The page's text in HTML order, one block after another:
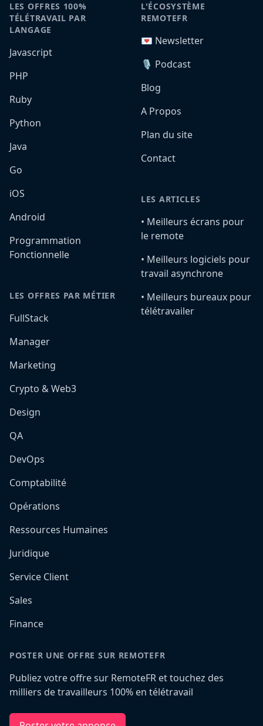
LES OFFRES 100%
TÉLÉTRAVAIL PAR
LANGAGE
Javascript
PHP
Ruby
Python
Java
Go
iOS
Android
Programmation
Fonctionnelle
LES OFFRES PAR MÉTIER
FullStack
Manager
Marketing
Crypto & Web3
Design
QA
DevOps
Comptabilité
Opérations
Ressources Humaines
Juridique
Service Client
Sales
Finance
L'ÉCOSYSTÈME
REMOTEFR
💌 Newsletter
🎙️ Podcast
Blog
A Propos
Plan du site
Contact
LES ARTICLES
•️ Meilleurs écrans pour
le remote
•️ Meilleurs logiciels pour
travail asynchrone
•️ Meilleurs bureaux pour
télétravailer
POSTER UNE OFFRE SUR REMOTEFR
Publiez votre offre sur RemoteFR et touchez des
milliers de travailleurs 100% en télétravail